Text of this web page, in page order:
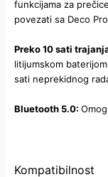
funkcijama za
povezati sa Deco
Preko 10 sati
litijumskom
sati neprekidnog
Bluetooth 5.0:
Kompatibilnost